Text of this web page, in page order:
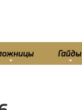
Гайды